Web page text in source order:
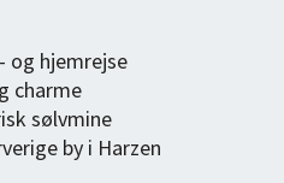
og hjemrejse
charme
sølvmine
by i Harzen